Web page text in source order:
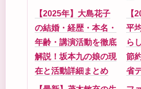
【2025年】大島花子
の結婚・経歴・本名・
年齢・講演活動を徹底
解説！坂本九の娘の現
在と活動詳細まとめ
【
平
ら
節
省